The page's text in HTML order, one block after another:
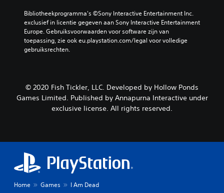
Bibliotheekprogramma's ©Sony Interactive Entertainment Inc.
exclusief in licentie gegeven aan Sony Interactive Entertainment
Europe. Gebruiksvoorwaarden voor software zijn van
toepassing, zie ook eu.playstation.com/legal voor volledige
gebruiksrechten.
© 2020 Fish Tickler, LLC. Developed by Hollow Ponds
Games Limited. Published by Annapurna Interactive under
exclusive license. All rights reserved.
Home Games I Am Dead